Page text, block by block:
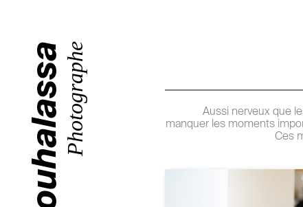
Photographe
Aussi nerveux que
manquer les moments
Ces